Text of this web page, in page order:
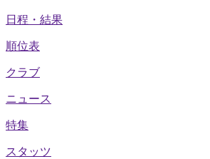
日程・結果
順位表
クラブ
ニュース
特集
スタッツ